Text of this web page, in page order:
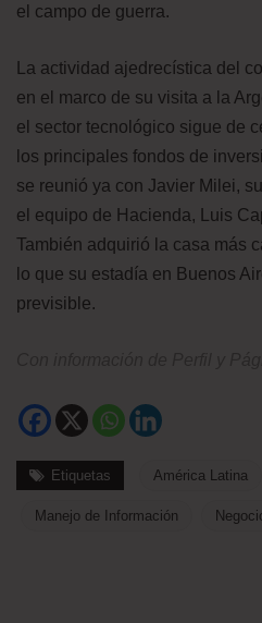
el campo de guerra.
La actividad ajedrecística del
en el marco de su visita a la
el sector tecnológico sigue de
los principales fondos de
se reunió ya con Javier Milei,
el equipo de Hacienda, Luis
También adquirió la casa más
lo que su estadía en Buenos
previsible.
Etiquetas América Latina
Manejo de Información